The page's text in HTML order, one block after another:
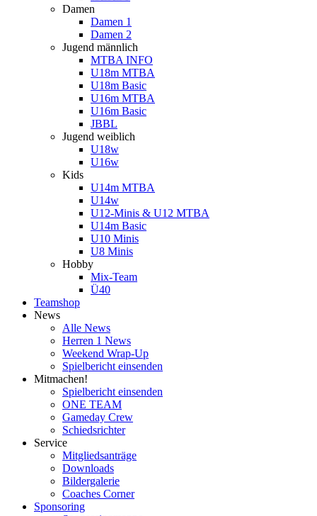
Damen
Damen 1
Damen 2
Jugend männlich
MTBA INFO
U18m MTBA
U18m Basic
U16m MTBA
U16m Basic
JBBL
Jugend weiblich
U18w
U16w
Kids
U14m MTBA
U14w
U12-Minis & U12 MTBA
U14m Basic
U10 Minis
U8 Minis
Hobby
Mix-Team
Ü40
Teamshop
News
Alle News
Herren 1 News
Weekend Wrap-Up
Spielbericht einsenden
Mitmachen!
Spielbericht einsenden
ONE TEAM
Gameday Crew
Schiedsrichter
Service
Mitgliedsanträge
Downloads
Bildergalerie
Coaches Corner
Sponsoring